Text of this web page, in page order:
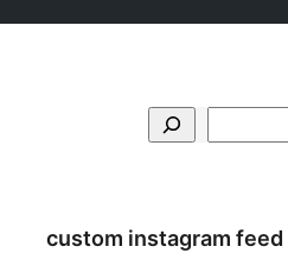
custom instagram feed